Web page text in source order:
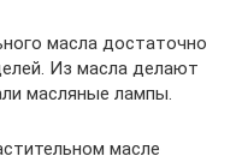
масла достаточно
Из масла делают
масляные лампы.
масле